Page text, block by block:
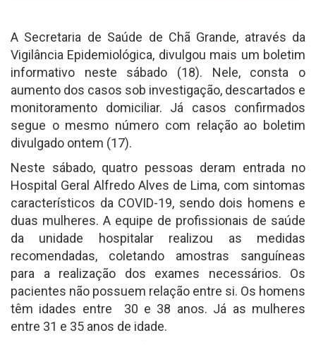
A Secretaria de Saúde de Chã Grande, através da
Vigilância Epidemiológica, divulgou mais um boletim
informativo neste sábado (18). Nele, consta o
aumento dos casos sob investigação, descartados e
monitoramento domiciliar. Já casos confirmados
segue o mesmo número com relação ao boletim
divulgado ontem (17).
Neste sábado, quatro pessoas deram entrada no
Hospital Geral Alfredo Alves de Lima, com sintomas
característicos da COVID-19, sendo dois homens e
duas mulheres. A equipe de profissionais de saúde
da unidade hospitalar realizou as medidas
recomendadas, coletando amostras sanguíneas
para a realização dos exames necessários. Os
pacientes não possuem relação entre si. Os homens
têm idades entre 30 e 38 anos. Já as mulheres
entre 31 e 35 anos de idade.